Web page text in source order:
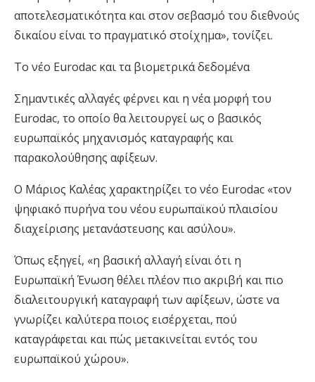
αποτελεσματικότητα και στον σεβασμό του διεθνούς
δικαίου είναι το πραγματικό στοίχημα», τονίζει.
Το νέο Eurodac και τα βιομετρικά δεδομένα
Σημαντικές αλλαγές φέρνει και η νέα μορφή του
Eurodac, το οποίο θα λειτουργεί ως ο βασικός
ευρωπαϊκός μηχανισμός καταγραφής και
παρακολούθησης αφίξεων.
Ο Μάριος Καλέας χαρακτηρίζει το νέο Eurodac «τον
ψηφιακό πυρήνα του νέου ευρωπαϊκού πλαισίου
διαχείρισης μετανάστευσης και ασύλου».
Όπως εξηγεί, «η βασική αλλαγή είναι ότι η
Ευρωπαϊκή Ένωση θέλει πλέον πιο ακριβή και πιο
διαλειτουργική καταγραφή των αφίξεων, ώστε να
γνωρίζει καλύτερα ποιος εισέρχεται, πού
καταγράφεται και πώς μετακινείται εντός του
ευρωπαϊκού χώρου».